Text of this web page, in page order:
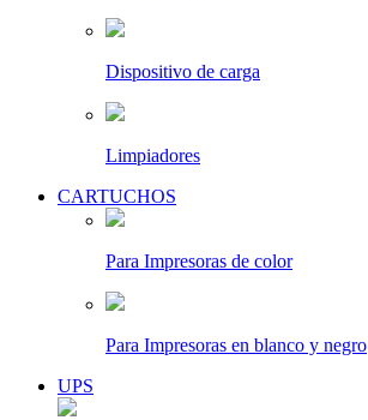
Dispositivo de carga
Limpiadores
CARTUCHOS
Para Impresoras de color
Para Impresoras en blanco y negro
UPS